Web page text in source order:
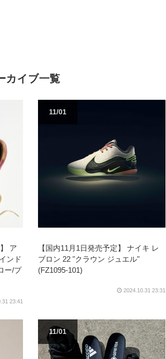
カイブ一覧
ア
ンド
ー/プ
23:41
11/01
【国内11月1日発売予定】 ナイキ レ
ブロン 22 "クラウン ジュエル"
(FZ1095-101)
2024.10.31 23:31
11/01